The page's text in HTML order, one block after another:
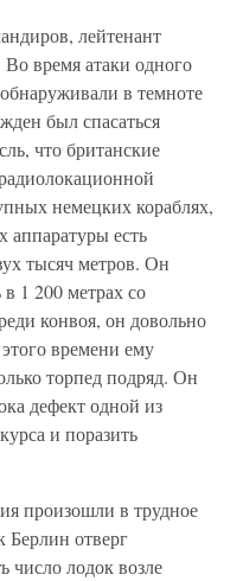
лейтенант
время атаки одного
в темноте
был спасаться
что британские
немецких кораблях,
аппаратуры есть
тысяч метров. Он
1 200 метрах со
конвоя, он довольно
времени ему
торпед подряд. Он
дефект одной из
и поразить
произошли в трудное
Берлин отверг
лодок возле